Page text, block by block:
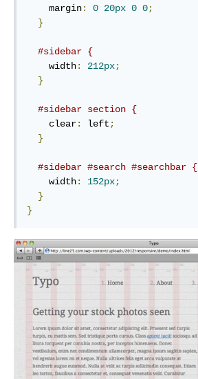
    margin
: 0 20px 0 0;
}
#sidebar {
    width
: 212px;
}
#sidebar section {
    clear
: left ;
}
#sidebar #search #searchbar {
    width
: 152px;
}
}